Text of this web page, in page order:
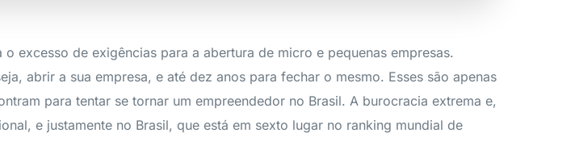
excesso de exigências para a abertura de micro e pequenas empresas.
abrir a sua empresa, e até dez anos para fechar o mesmo. Esses são apenas
para tentar se tornar um empreendedor no Brasil. A burocracia extrema e,
e justamente no Brasil, que está em sexto lugar no ranking mundial de